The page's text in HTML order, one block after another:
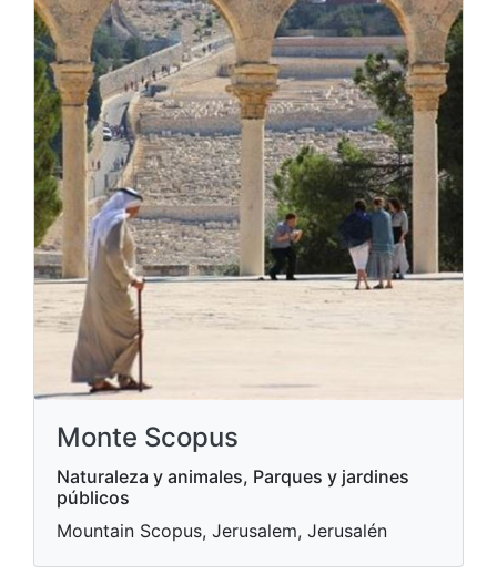
Monte Scopus
Naturaleza y animales, Parques y jardines
públicos
Mountain Scopus, Jerusalem, Jerusalén